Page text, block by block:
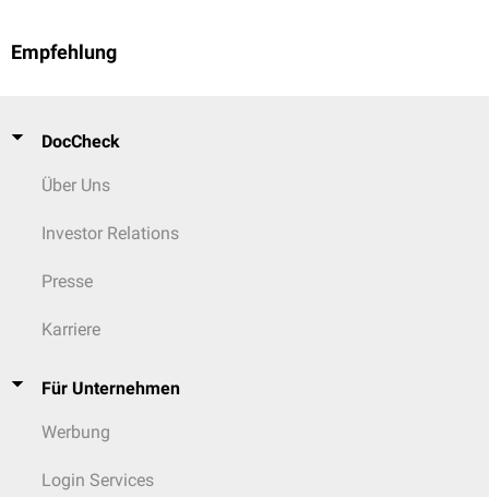
Empfehlung
DocCheck
Über Uns
Investor Relations
Presse
Karriere
Für Unternehmen
Werbung
Login Services